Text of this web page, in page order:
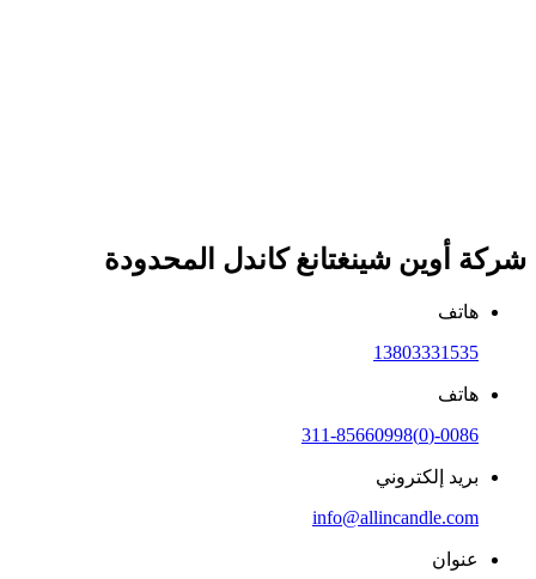
شركة أوين شينغتانغ كاندل المحدودة
هاتف
13803331535
هاتف
0086-(0)311-85660998
بريد إلكتروني
info@allincandle.com
عنوان